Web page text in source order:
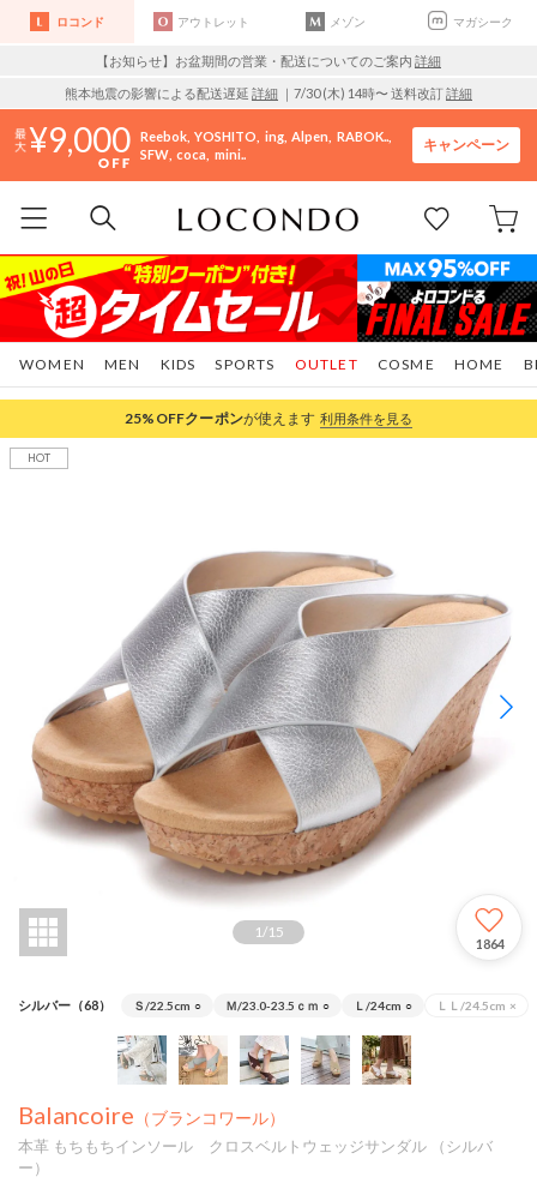
ロコンド アウトレット メゾン マガシーク
【お知らせ】お盆期間の営業・配送についてのご案内 詳細
熊本地震の影響による配送遅延 詳細 ｜7/30 (木) 14時〜 送料改訂詳細
9,000 Reebok YOSHITO ing Alpen
RABOK..
SFW coca mini..
キャンペーン
WOMEN MEN KIDS SPORTS COSME HOME
OUTLET
25%OFFクーポンが使えます 利用条件を見る
1 /15
1864
シルバー（68） Ｓ/22.5cm ○ Ｍ/23.0-23.5ｃｍ ○ Ｌ/24cm ○ ＬＬ/24.5cm ×
Balancoire （ブランコワール）
本革 もちもちインソール クロスベルトウェッジサンダル （シルバ
ー）